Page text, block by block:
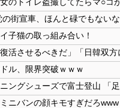
の街宣車、ほんと碌でもないな
子猫の取っ組み合い！
ル、限界突破ｗｗｗ
ニバンの顔キモすぎだろwww